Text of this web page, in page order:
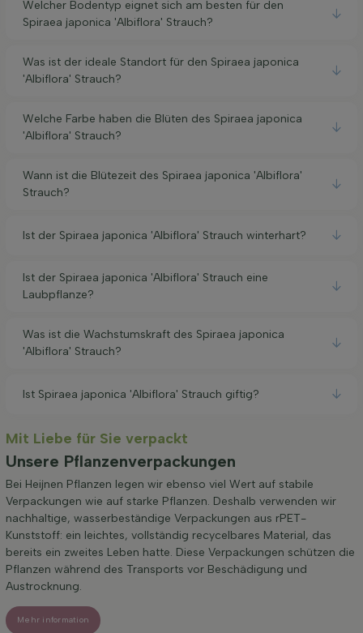
Welcher Bodentyp eignet sich am besten für den
Spiraea japonica 'Albiflora' Strauch?
Was ist der ideale Standort für den Spiraea japonica
'Albiflora' Strauch?
Welche Farbe haben die Blüten des Spiraea japonica
'Albiflora' Strauch?
Wann ist die Blütezeit des Spiraea japonica 'Albiflora'
Strauch?
Ist der Spiraea japonica 'Albiflora' Strauch winterhart?
Ist der Spiraea japonica 'Albiflora' Strauch eine
Laubpflanze?
Was ist die Wachstumskraft des Spiraea japonica
'Albiflora' Strauch?
Ist Spiraea japonica 'Albiflora' Strauch giftig?
Mit Liebe für Sie verpackt
Unsere Pflanzenverpackungen
Bei Heijnen Pflanzen legen wir ebenso viel Wert auf stabile
Verpackungen wie auf starke Pflanzen. Deshalb verwenden wir
nachhaltige, wasserbeständige Verpackungen aus rPET-
Kunststoff: ein leichtes, vollständig recycelbares Material, das
bereits ein zweites Leben hatte. Diese Verpackungen schützen die
Pflanzen während des Transports vor Beschädigung und
Austrocknung.
Mehr information